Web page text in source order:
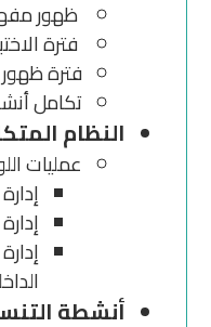
ظهور
فترة
فترة
تكامل
النظام
عمليات
أنشطة